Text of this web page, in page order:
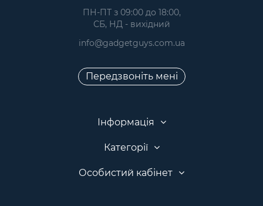
ПН-ПТ з 09:00 до 18:00,
СБ, НД - вихідний
info@gadgetguys.com.ua
Передзвоніть мені
Інформація
Категорії
Особистий кабінет